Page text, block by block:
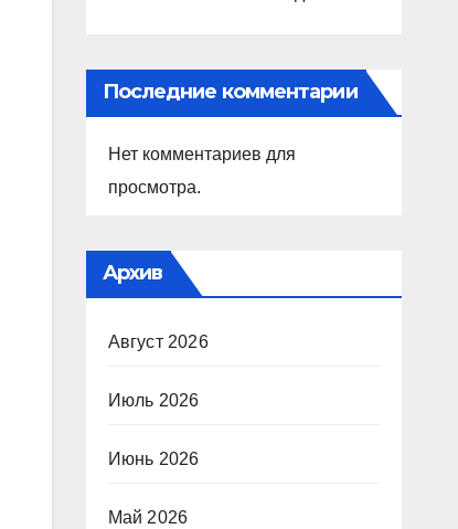
Последние комментарии
Нет комментариев для
просмотра.
Архив
Август 2026
Июль 2026
Июнь 2026
Май 2026